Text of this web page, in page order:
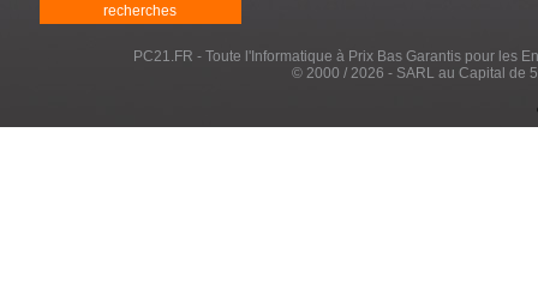
recherches
PC21.FR - Toute l'Informatique à Prix Bas Garantis pour les
© 2000 / 2026 - SARL au Capital de